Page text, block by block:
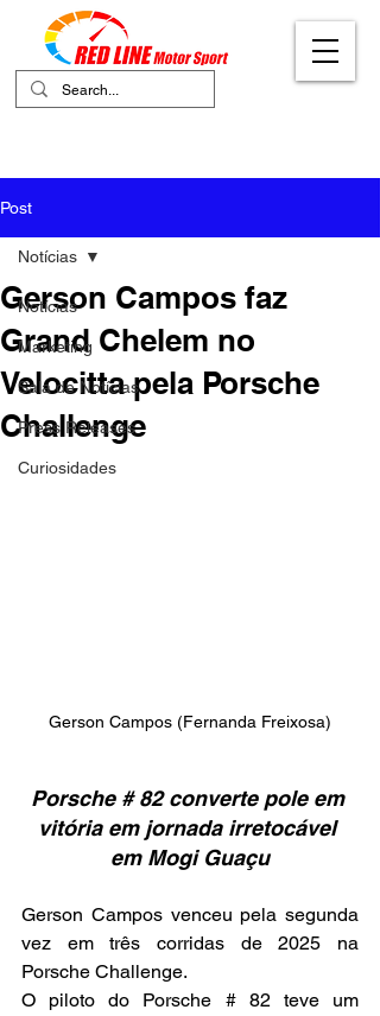
Post
Notícias
Marketing
Sala de Notícias
Press Releases
Curiosidades
Notícias
Gerson Campos faz
Grand Chelem no
Velocitta pela Porsche
Challenge
Gerson Campos (Fernanda Freixosa)
Porsche # 82 converte pole em
vitória em jornada irretocável
em Mogi Guaçu
Gerson Campos venceu pela segunda
vez em três corridas de 2025 na
Porsche Challenge.
O piloto do Porsche # 82 teve um